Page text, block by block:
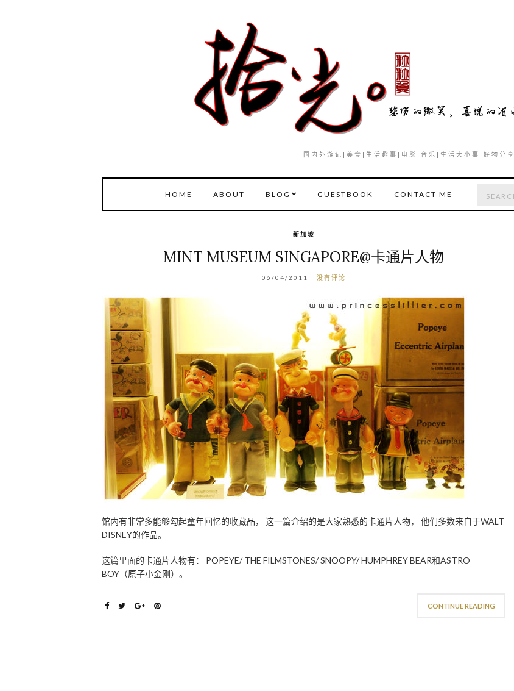
国内外游记|美食|生活趣事|电影|音乐|生活大小事|好物分享
HOME ABOUT BLOG GUESTBOOK CONTACT ME
新加坡
MINT MUSEUM SINGAPORE@卡通片人物
06/04/2011 没有评论
馆内有非常多能够勾起童年回忆的收藏品， 这一篇介绍的是大家熟悉的卡通片人物， 他们多数来自于WALT
DISNEY的作品。
这篇里面的卡通片人物有： POPEYE/ THE FILMSTONES/ SNOOPY/ HUMPHREY BEAR和ASTRO
BOY（原子小金刚）。
CONTINUE READING